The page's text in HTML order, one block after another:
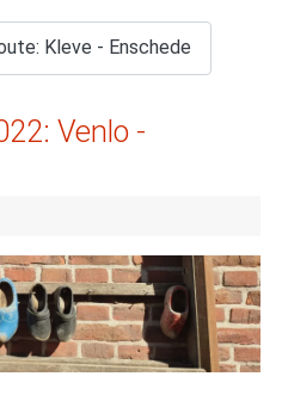
Kleve - Enschede
Venlo -